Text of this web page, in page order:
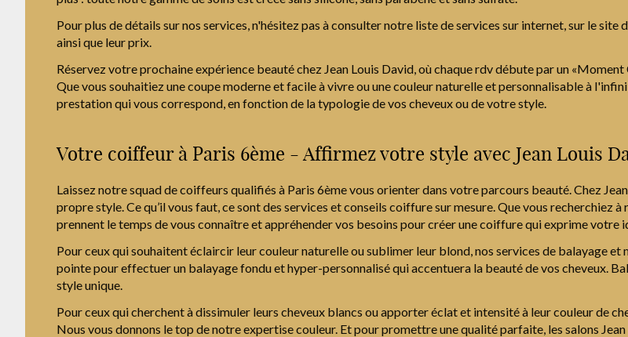
Pour plus de détails sur nos services, n'hésitez pas à consulter notre liste de services sur internet, sur le
ainsi que leur prix.
Réservez votre prochaine expérience beauté chez Jean Louis David, où chaque rdv débute par un
Que vous souhaitiez une coupe moderne et facile à vivre ou une couleur naturelle et personnalisable à
prestation qui vous correspond, en fonction de la typologie de vos cheveux ou de votre style.
Votre coiffeur à Paris 6ème - Affirmez votre style avec Jean Louis
Laissez notre squad de coiffeurs qualifiés à Paris 6ème vous orienter dans votre parcours beauté. Chez
propre style. Ce qu’il vous faut, ce sont des services et conseils coiffure sur mesure. Que vous recherchiez
prennent le temps de vous connaître et appréhender vos besoins pour créer une coiffure qui exprime votre
Pour ceux qui souhaitent éclaircir leur couleur naturelle ou sublimer leur blond, nos services de balayage et
pointe pour effectuer un balayage fondu et hyper-personnalisé qui accentuera la beauté de vos cheveux.
style unique.
Pour ceux qui cherchent à dissimuler leurs cheveux blancs ou apporter éclat et intensité à leur couleur de
Nous vous donnons le top de notre expertise couleur. Et pour promettre une qualité parfaite, les salons